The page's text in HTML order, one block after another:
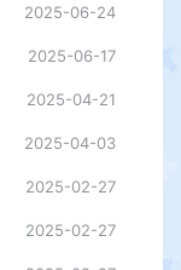
2025-06-24
2025-06-17
2025-04-21
2025-04-03
2025-02-27
2025-02-27